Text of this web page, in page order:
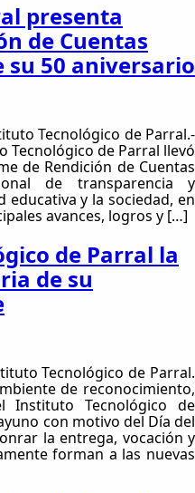
presenta
de Cuentas
su 50 aniversario
Tecnológico de Parral.-
Tecnológico de Parral llevó
de Rendición de Cuentas
de transparencia y
y la sociedad, en
avances, logros y […]
de Parral la
de su
Tecnológico de Parral.
de reconocimiento,
Instituto Tecnológico de
con motivo del Día del
la entrega, vocación y
forman a las nuevas